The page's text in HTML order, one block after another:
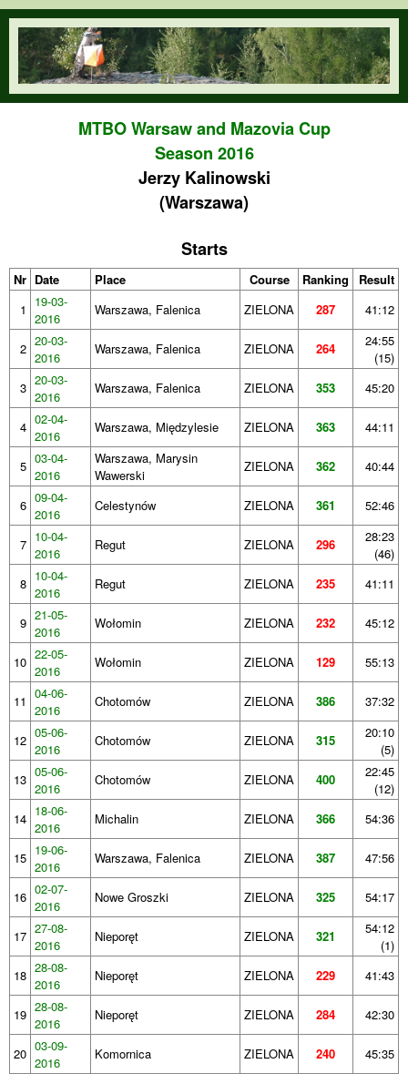
Skip to main content
orienteering.waw.pl
MTBO Warsaw and Mazovia Cup
Season 2016
Jerzy Kalinowski
(Warszawa)
Starts
Nr Date Place Course Ranking
Result
1
19-03-
2016
Warszawa, Falenica ZIELONA 287 41:12
2 20-03-
2016
Warszawa, Falenica ZIELONA 264
24:55
(15)
3 20-03-
2016
Warszawa, Falenica ZIELONA 353 45:20
4 02-04-
2016
Warszawa, Międzylesie ZIELONA 363 44:11
5 03-04-
2016
Warszawa, Marysin
Wawerski
ZIELONA 362 40:44
6 09-04-
2016
Celestynów ZIELONA 361 52:46
7 10-04-
2016
Regut ZIELONA 296
28:23
(46)
8 10-04-
2016
Regut ZIELONA 235 41:11
9 21-05-
2016
Wołomin ZIELONA 232 45:12
10 22-05-
2016
Wołomin ZIELONA 129 55:13
11 04-06-
2016
Chotomów ZIELONA 386 37:32
12 05-06-
2016
Chotomów ZIELONA 315
20:10
(5)
13 05-06-
2016
Chotomów ZIELONA 400
22:45
(12)
14 18-06-
2016
Michalin ZIELONA 366 54:36
15 19-06-
2016
Warszawa, Falenica ZIELONA 387 47:56
16 02-07-
2016
Nowe Groszki ZIELONA 325 54:17
17 27-08-
2016
Nieporęt ZIELONA 321
54:12
(1)
18 28-08-
2016
Nieporęt ZIELONA 229 41:43
19 28-08-
2016
Nieporęt ZIELONA 284 42:30
20 03-09-
2016
Komornica ZIELONA 240 45:35